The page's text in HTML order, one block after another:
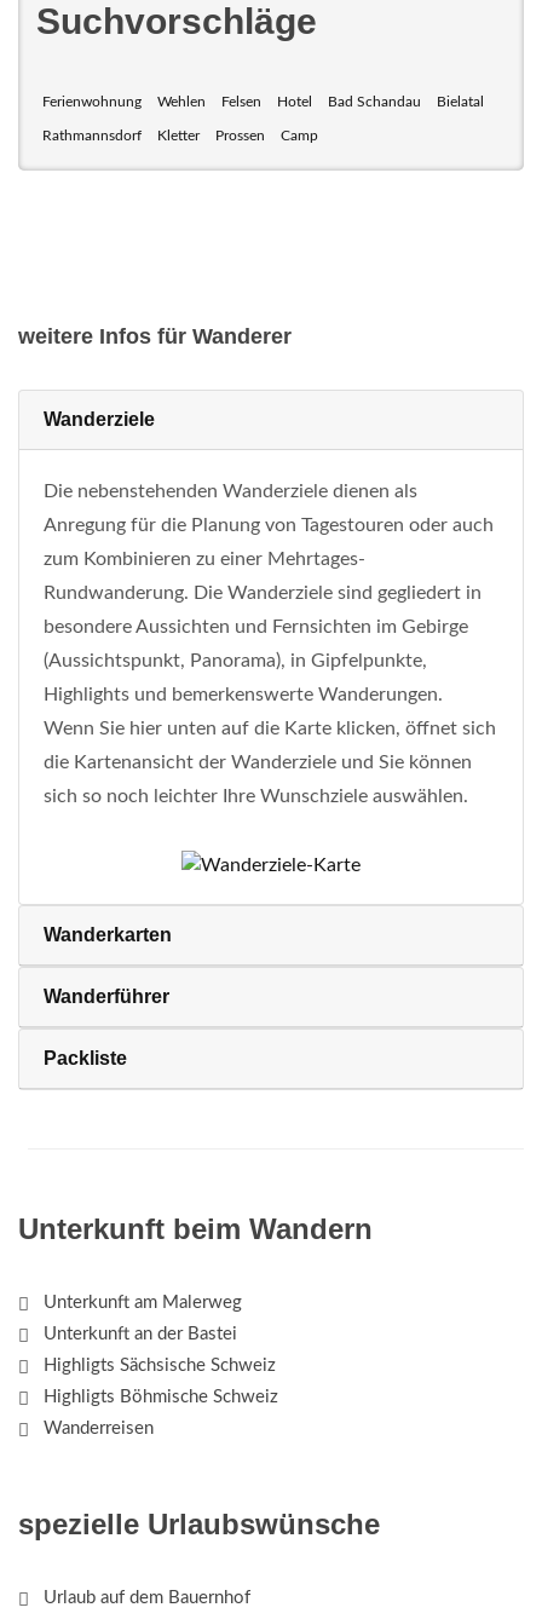
Suchvorschläge
Ferienwohnung Wehlen Felsen Hotel Bad Schandau Bielatal
Rathmannsdorf Kletter Prossen Camp
weitere Infos für Wanderer
Wanderziele
Die nebenstehenden Wanderziele dienen als
Anregung für die Planung von Tagestouren oder auch
zum Kombinieren zu einer Mehrtages-
Rundwanderung. Die Wanderziele sind gegliedert in
besondere Aussichten und Fernsichten im Gebirge
(Aussichtspunkt, Panorama), in Gipfelpunkte,
Highlights und bemerkenswerte Wanderungen.
Wenn Sie hier unten auf die Karte klicken, öffnet sich
die Kartenansicht der Wanderziele und Sie können
sich so noch leichter Ihre Wunschziele auswählen.
Wanderkarten
Wanderführer
Packliste
Unterkunft beim Wandern
Unterkunft am Malerweg
Unterkunft an der Bastei
Highligts Sächsische Schweiz
Highligts Böhmische Schweiz
Wanderreisen
spezielle Urlaubswünsche
Urlaub auf dem Bauernhof